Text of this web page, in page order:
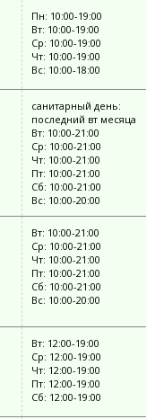
Пн: 10:00-19:00
Вт: 10:00-19:00
Ср: 10:00-19:00
Чт: 10:00-19:00
Вс: 10:00-18:00
санитарный день:
последний вт месяца
Вт: 10:00-21:00
Ср: 10:00-21:00
Чт: 10:00-21:00
Пт: 10:00-21:00
Сб: 10:00-21:00
Вс: 10:00-20:00
Вт: 10:00-21:00
Ср: 10:00-21:00
Чт: 10:00-21:00
Пт: 10:00-21:00
Сб: 10:00-21:00
Вс: 10:00-20:00
Вт: 12:00-19:00
Ср: 12:00-19:00
Чт: 12:00-19:00
Пт: 12:00-19:00
Сб: 12:00-19:00